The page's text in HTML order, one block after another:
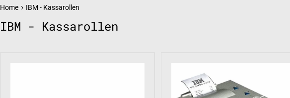
Home › IBM - Kassarollen
IBM - Kassarollen